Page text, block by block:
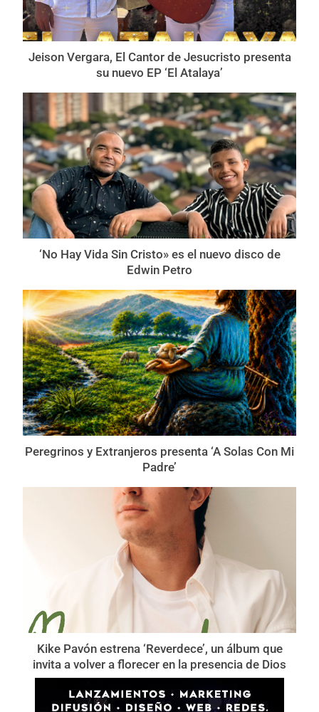
Jeison Vergara, El Cantor de Jesucristo presenta
su nuevo EP ‘El Atalaya’
‘No Hay Vida Sin Cristo» es el nuevo disco de
Edwin Petro
Peregrinos y Extranjeros presenta ‘A Solas Con Mi
Padre’
Kike Pavón estrena ‘Reverdece’, un álbum que
invita a volver a florecer en la presencia de Dios